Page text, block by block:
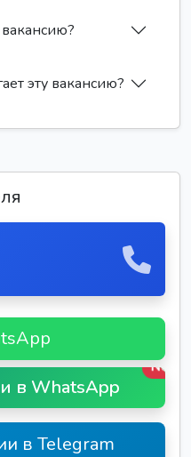
вакансию?
эту вакансию?
в WhatsApp
New
в Telegram